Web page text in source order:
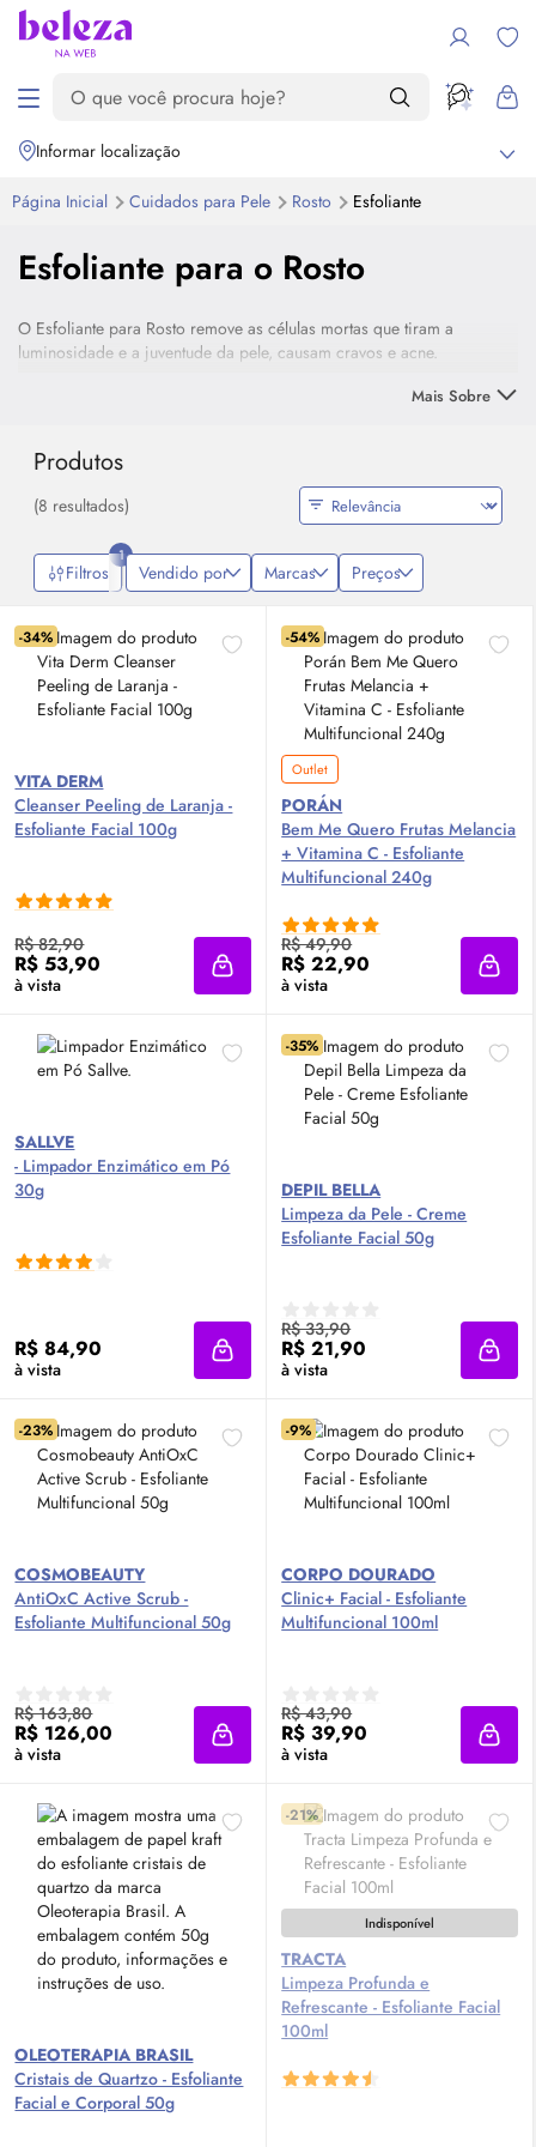
Informar localização
Página Inicial Cuidados para Pele Rosto Esfoliante
Esfoliante para o Rosto
O Esfoliante para Rosto remove as células mortas que tiram a
luminosidade e a juventude da pele, causam cravos e acne.
Usar semanalmente um bom esfoliante para o rosto também ajuda na
envelhecimento precoce.
Esfoliantes químicos, físicos (grânulos) ou enzimáticos, são só
algumas das opções de esfoliante facial disponíveis para você.
Mais Sobre
Produtos
(8 resultados)
Filtros
1
Vendido por Marcas Preços
-34%
VITA DERM
Cleanser Peeling de Laranja -
Esfoliante Facial 100g
R$ 82,90
R$ 53,90
à vista Adicionar à sacola
-54%
Outlet
PORÁN
Bem Me Quero Frutas Melancia
+ Vitamina C - Esfoliante
Multifuncional 240g
R$ 49,90
R$ 22,90
à vista
SALLVE
- Limpador Enzimático em Pó
30g
R$ 84,90
à vista Adicionar à sacola
-35%
DEPIL BELLA
Limpeza da Pele - Creme
Esfoliante Facial 50g
R$ 33,90
R$ 21,90
à vista
-23%
COSMOBEAUTY
AntiOxC Active Scrub -
Esfoliante Multifuncional 50g
R$ 163,80
R$ 126,00
à vista Adicionar à sacola
-9%
CORPO DOURADO
Clinic+ Facial - Esfoliante
Multifuncional 100ml
R$ 43,90
R$ 39,90
à vista
OLEOTERAPIA BRASIL
Cristais de Quartzo - Esfoliante
Facial e Corporal 50g
-21%
Indisponível
TRACTA
Limpeza Profunda e
Refrescante - Esfoliante Facial
100ml